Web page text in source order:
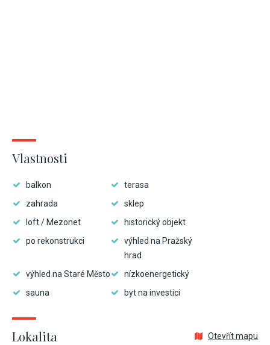
Vlastnosti
balkon
terasa
zahrada
sklep
loft / Mezonet
historický objekt
po rekonstrukci
výhled na Pražský
hrad
výhled na Staré Město
nízkoenergetický
sauna
byt na investici
Lokalita Otevřít mapu